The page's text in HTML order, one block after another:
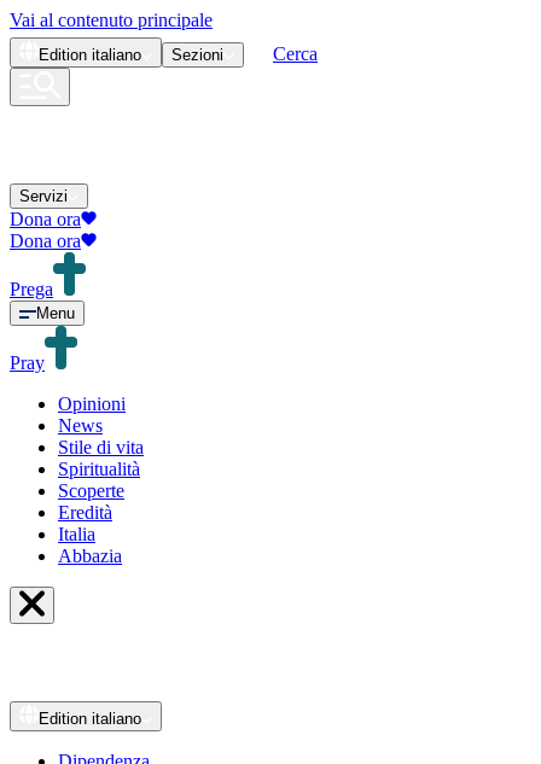
Vai al contenuto principale
Edition italiano Sezioni Cerca
Servizi
Dona ora
Dona ora
Prega
Menu
Pray
Opinioni
News
Stile di vita
Spiritualità
Scoperte
Eredità
Italia
Abbazia
Edition italiano